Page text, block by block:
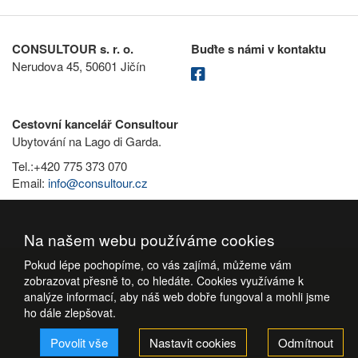
CONSULTOUR s. r. o.
Nerudova 45, 50601 Jičín
Buďte s námi v kontaktu
Cestovní kancelář Consultour
Ubytování na Lago di Garda.
Tel.:+420 775 373 070
Email: info@consultour.cz
Na našem webu používáme cookies
Pokud lépe pochopíme, co vás zajímá, můžeme vám
zobrazovat přesně to, co hledáte. Cookies využíváme k
analýze informací, aby náš web dobře fungoval a mohli jsme
ho dále zlepšovat.
Povolit vše Nastavit cookies Odmítnout